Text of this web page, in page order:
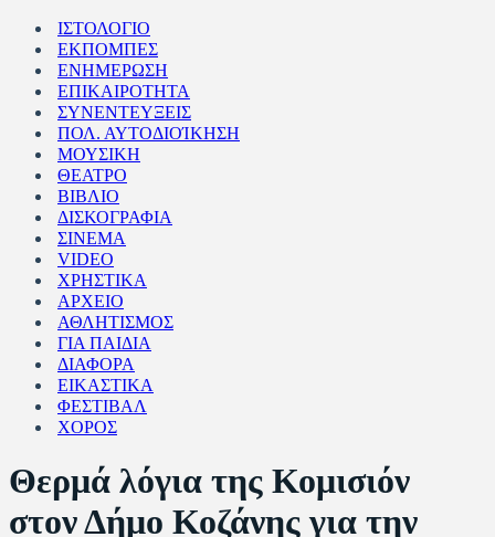
ΙΣΤΟΛΟΓΙΟ
ΕΚΠΟΜΠΕΣ
ΕΝΗΜΕΡΩΣΗ
ΕΠΙΚΑΙΡΟΤΗΤΑ
ΣΥΝΕΝΤΕΥΞΕΙΣ
ΠΟΛ. ΑΥΤΟΔΙΟΊΚΗΣΗ
ΜΟΥΣΙΚΗ
ΘΕΑΤΡΟ
ΒΙΒΛΙΟ
ΔΙΣΚΟΓΡΑΦΙΑ
ΣΙΝΕΜΑ
VIDEO
ΧΡΗΣΤΙΚΑ
ΑΡΧΕΙΟ
ΑΘΛΗΤΙΣΜΟΣ
ΓΙΑ ΠΑΙΔΙΑ
ΔΙΑΦΟΡΑ
ΕΙΚΑΣΤΙΚΑ
ΦΕΣΤΙΒΑΛ
ΧΟΡΟΣ
Θερμά λόγια της Κομισιόν
στον Δήμο Κοζάνης για την